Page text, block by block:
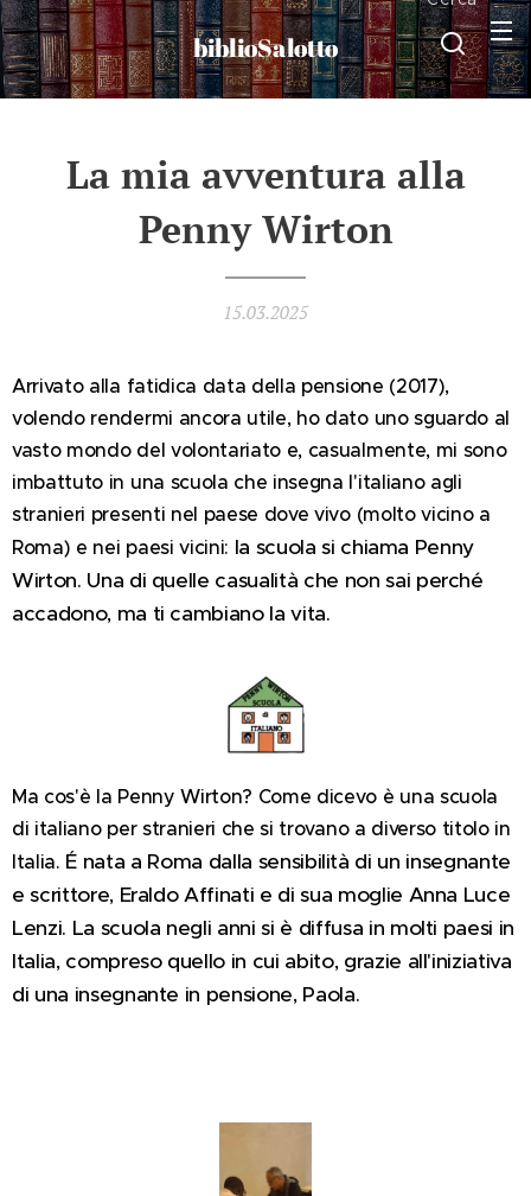
biblioSalotto
La mia avventura alla
Penny Wirton
15.03.2025
Arrivato alla fatidica data della pensione (2017),
volendo rendermi ancora utile, ho dato uno sguardo al
vasto mondo del volontariato e, casualmente, mi sono
imbattuto in una scuola che insegna l'italiano agli
stranieri presenti nel paese dove vivo (molto vicino a
Roma) e nei paesi vicini: la scuola si chiama Penny
Wirton. Una di quelle casualità che non sai perché
accadono, ma ti cambiano la vita.
Ma cos'è la Penny Wirton? Come dicevo è una scuola
di italiano per stranieri che si trovano a diverso titolo in
Italia. É nata a Roma dalla sensibilità di un insegnante
e scrittore, Eraldo Affinati e di sua moglie Anna Luce
Lenzi. La scuola negli anni si è diffusa in molti paesi in
Italia, compreso quello in cui abito, grazie all'iniziativa
di una insegnante in pensione, Paola.